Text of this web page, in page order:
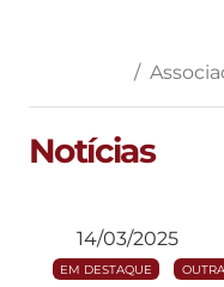
Associado
Notícias
14/03/2025
EM DESTAQUE